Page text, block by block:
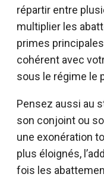
répartir entre
multiplier les
primes
cohérent avec
sous le régime le
Pensez aussi au
son conjoint ou
une exonération
plus éloignés,
fois les